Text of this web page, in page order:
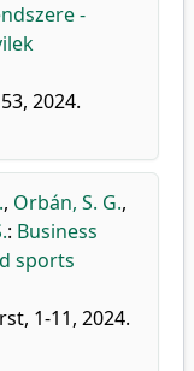
-
2024.
, Orbán, S. G.,
: Business
sports
1-11, 2024.